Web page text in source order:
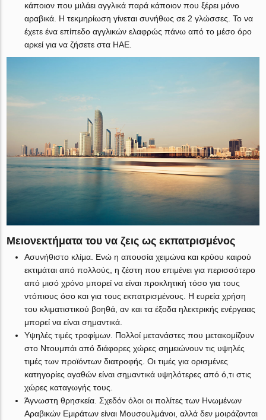
κάποιον που μιλάει αγγλικά παρά κάποιον που ξέρει μόνο
αραβικά. Η τεκμηρίωση γίνεται συνήθως σε 2 γλώσσες. Το να
έχετε ένα επίπεδο αγγλικών ελαφρώς πάνω από το μέσο όρο
αρκεί για να ζήσετε στα ΗΑΕ.
Μειονεκτήματα του να ζεις ως εκπατρισμένος
Ασυνήθιστο κλίμα. Ενώ η απουσία χειμώνα και κρύου καιρού
εκτιμάται από πολλούς, η ζέστη που επιμένει για περισσότερο
από μισό χρόνο μπορεί να είναι προκλητική τόσο για τους
ντόπιους όσο και για τους εκπατρισμένους. Η ευρεία χρήση
του κλιματιστικού βοηθά, αν και τα έξοδα ηλεκτρικής ενέργειας
μπορεί να είναι σημαντικά.
Υψηλές τιμές τροφίμων. Πολλοί μετανάστες που μετακομίζουν
στο Ντουμπάι από διάφορες χώρες σημειώνουν τις υψηλές
τιμές των προϊόντων διατροφής. Οι τιμές για ορισμένες
κατηγορίες αγαθών είναι σημαντικά υψηλότερες από ό,τι στις
χώρες καταγωγής τους.
Άγνωστη θρησκεία. Σχεδόν όλοι οι πολίτες των Ηνωμένων
Αραβικών Εμιράτων είναι Μουσουλμάνοι, αλλά δεν μοιράζονται